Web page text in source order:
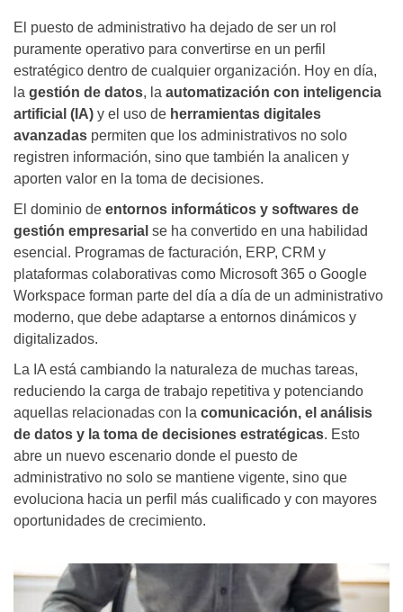
El puesto de administrativo ha dejado de ser un rol
puramente operativo para convertirse en un perfil
estratégico dentro de cualquier organización. Hoy en día,
la gestión de datos, la automatización con inteligencia
artificial (IA) y el uso de herramientas digitales
avanzadas permiten que los administrativos no solo
registren información, sino que también la analicen y
aporten valor en la toma de decisiones.
El dominio de entornos informáticos y softwares de
gestión empresarial se ha convertido en una habilidad
esencial. Programas de facturación, ERP, CRM y
plataformas colaborativas como Microsoft 365 o Google
Workspace forman parte del día a día de un administrativo
moderno, que debe adaptarse a entornos dinámicos y
digitalizados.
La IA está cambiando la naturaleza de muchas tareas,
reduciendo la carga de trabajo repetitiva y potenciando
aquellas relacionadas con la comunicación, el análisis
de datos y la toma de decisiones estratégicas. Esto
abre un nuevo escenario donde el puesto de
administrativo no solo se mantiene vigente, sino que
evoluciona hacia un perfil más cualificado y con mayores
oportunidades de crecimiento.